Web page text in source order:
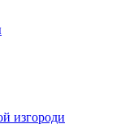
изгороди